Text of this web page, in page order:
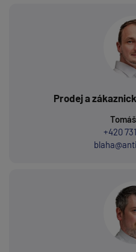
Prodej a
+420